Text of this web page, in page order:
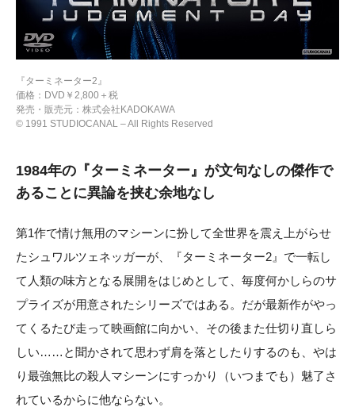
『ターミネーター2』
価格：DVD￥2,800＋税
発売・販売元：株式会社KADOKAWA
© 1991 STUDIOCANAL – All Rights Reserved
1984年の『ターミネーター』が文句なしの傑作で
あることに異論を挟む余地なし
第1作で情け無用のマシーンに扮して全世界を震え上がらせ
たシュワルツェネッガーが、『ターミネーター2』で一転し
て人類の味方となる展開をはじめとして、毎度何かしらのサ
プライズが用意されたシリーズではある。だが最新作がやっ
てくるたび走って映画館に向かい、その後また仕切り直しら
しい……と聞かされて思わず肩を落としたりするのも、やは
り最強無比の殺人マシーンにすっかり（いつまでも）魅了さ
れているからに他ならない。